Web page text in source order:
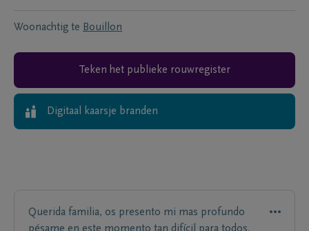
Woonachtig te Bouillon
Teken het publieke rouwregister
Digitaal kaarsje branden
Querida familia, os presento mi mas profundo
pésame en este momento tan difícil para todos.